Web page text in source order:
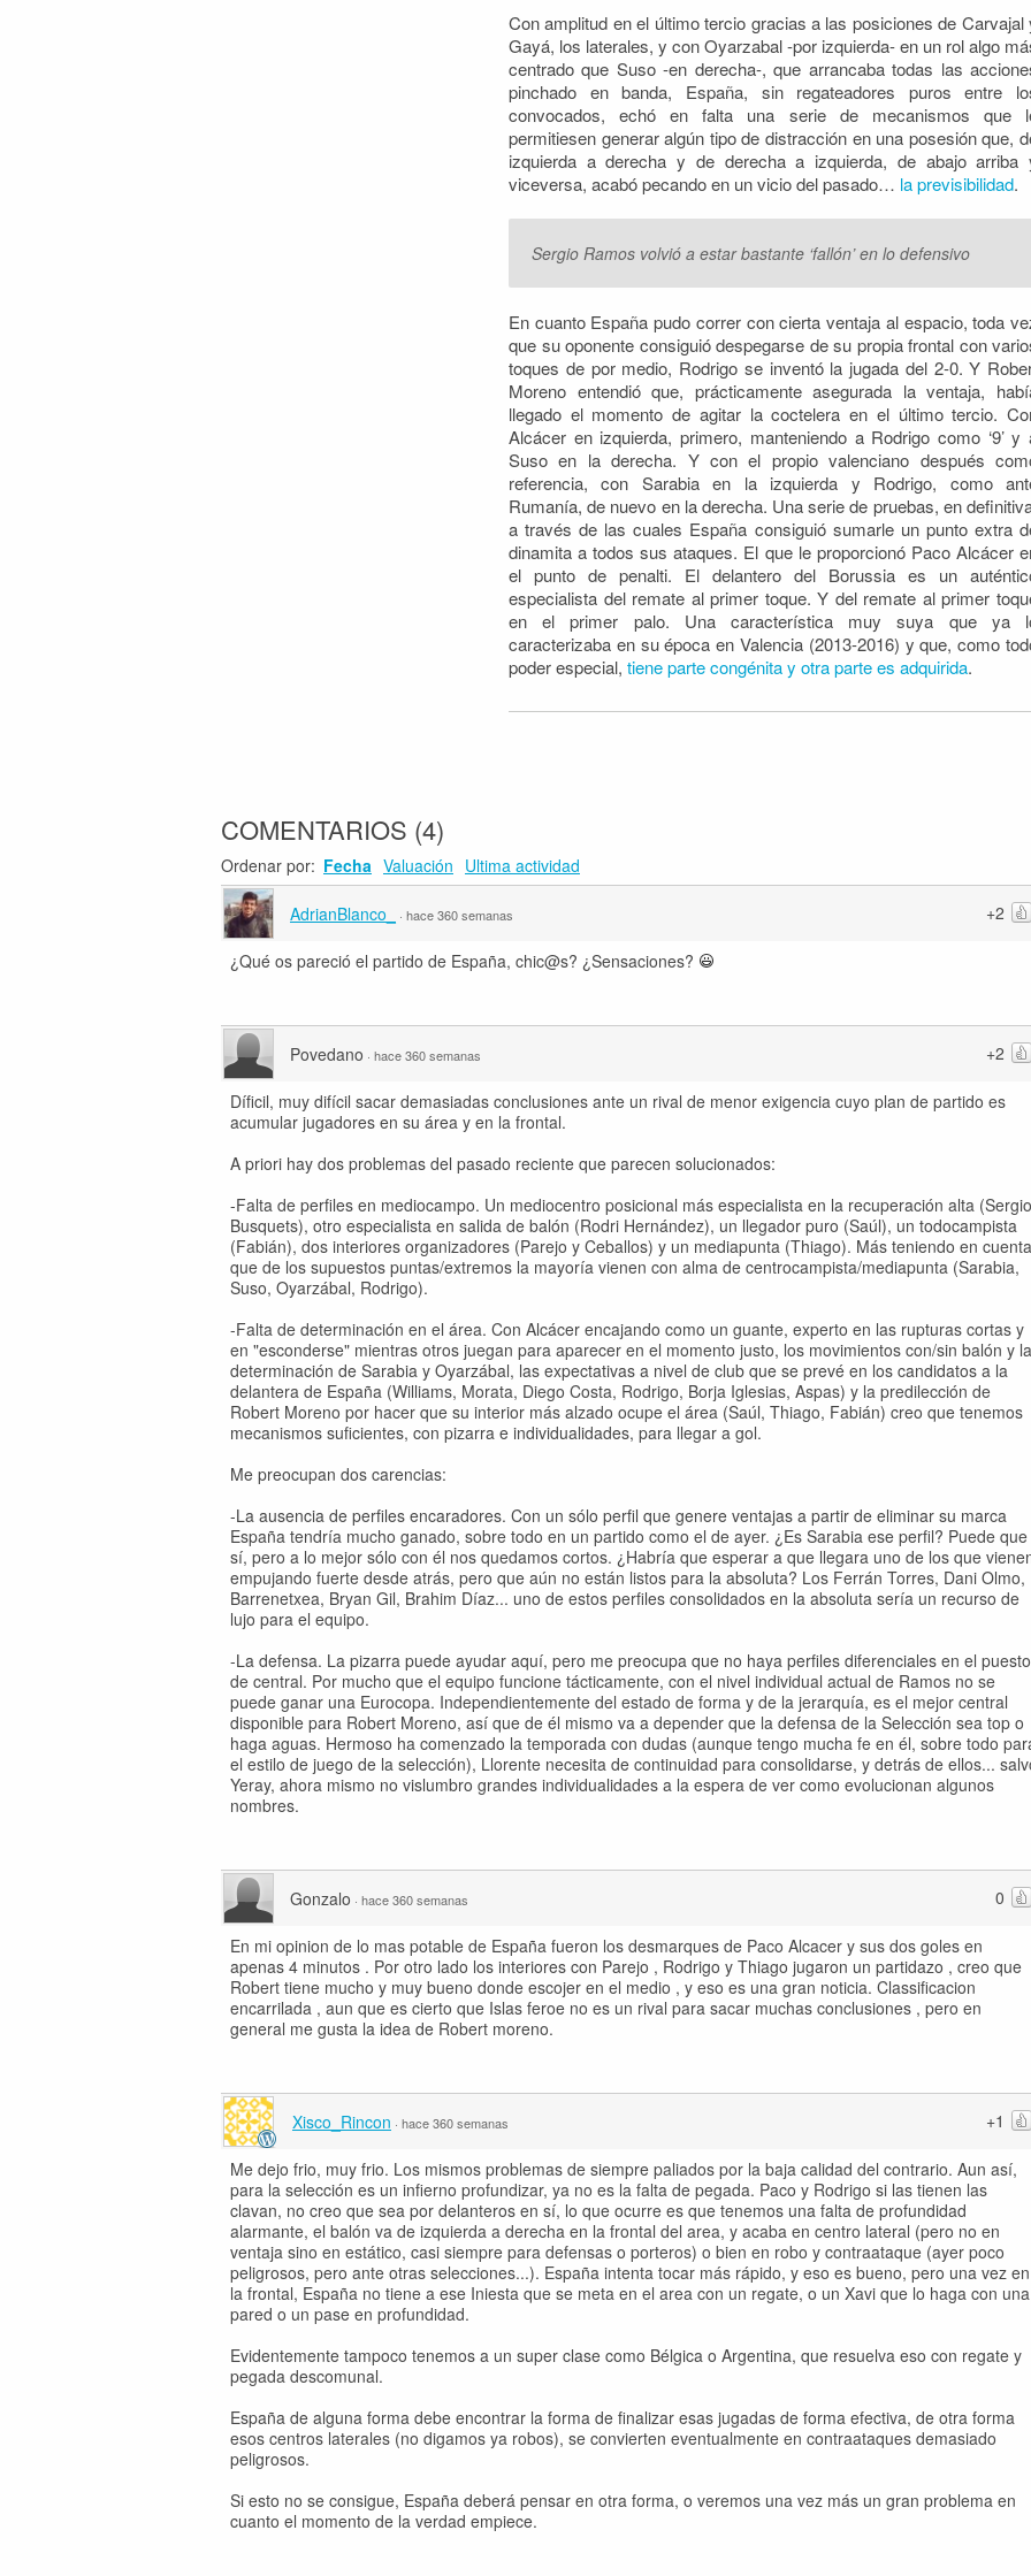
Con amplitud en el último tercio gracias a las posiciones de Carvajal
Gayá, los laterales, y con Oyarzabal -por izquierda- en un rol algo
centrado que Suso -en derecha-, que arrancaba todas las
pinchado en banda, España, sin regateadores puros entre
convocados, echó en falta una serie de mecanismos que
permitiesen generar algún tipo de distracción en una posesión que,
izquierda a derecha y de derecha a izquierda, de abajo arriba
viceversa, acabó pecando en un vicio del pasado… la previsibilidad.
Sergio Ramos volvió a estar bastante ‘fallón’ en lo defensivo
En cuanto España pudo correr con cierta ventaja al espacio, toda
que su oponente consiguió despegarse de su propia frontal con
toques de por medio, Rodrigo se inventó la jugada del 2-0. Y
Moreno entendió que, prácticamente asegurada la ventaja,
llegado el momento de agitar la coctelera en el último tercio.
Alcácer en izquierda, primero, manteniendo a Rodrigo como ‘9’ y
Suso en la derecha. Y con el propio valenciano después
referencia, con Sarabia en la izquierda y Rodrigo, como
Rumanía, de nuevo en la derecha. Una serie de pruebas, en
a través de las cuales España consiguió sumarle un punto extra
dinamita a todos sus ataques. El que le proporcionó Paco Alcácer
el punto de penalti. El delantero del Borussia es un
especialista del remate al primer toque. Y del remate al primer
en el primer palo. Una característica muy suya que ya
caracterizaba en su época en Valencia (2013-2016) y que, como
poder especial, tiene parte congénita y otra parte es adquirida.
COMENTARIOS (4)
Ordenar por: Fecha Valuación Ultima actividad
+2
AdrianBlanco_ · hace 360 semanas
¿Qué os pareció el partido de España, chic@s? ¿Sensaciones?
+2
Povedano · hace 360 semanas
Díficil, muy difícil sacar demasiadas conclusiones ante un rival de menor exigencia cuyo plan de partido es
acumular jugadores en su área y en la frontal.
A priori hay dos problemas del pasado reciente que parecen solucionados:
-Falta de perfiles en mediocampo. Un mediocentro posicional más especialista en la recuperación alta (Sergio
Busquets), otro especialista en salida de balón (Rodri Hernández), un llegador puro (Saúl), un todocampista
(Fabián), dos interiores organizadores (Parejo y Ceballos) y un mediapunta (Thiago). Más teniendo en cuenta
que de los supuestos puntas/extremos la mayoría vienen con alma de centrocampista/mediapunta (Sarabia,
Suso, Oyarzábal, Rodrigo).
-Falta de determinación en el área. Con Alcácer encajando como un guante, experto en las rupturas cortas y
en "esconderse" mientras otros juegan para aparecer en el momento justo, los movimientos con/sin balón y la
determinación de Sarabia y Oyarzábal, las expectativas a nivel de club que se prevé en los candidatos a la
delantera de España (Williams, Morata, Diego Costa, Rodrigo, Borja Iglesias, Aspas) y la predilección de
Robert Moreno por hacer que su interior más alzado ocupe el área (Saúl, Thiago, Fabián) creo que tenemos
mecanismos suficientes, con pizarra e individualidades, para llegar a gol.
Me preocupan dos carencias:
-La ausencia de perfiles encaradores. Con un sólo perfil que genere ventajas a partir de eliminar su marca
España tendría mucho ganado, sobre todo en un partido como el de ayer. ¿Es Sarabia ese perfil? Puede que
sí, pero a lo mejor sólo con él nos quedamos cortos. ¿Habría que esperar a que llegara uno de los que
empujando fuerte desde atrás, pero que aún no están listos para la absoluta? Los Ferrán Torres, Dani Olmo,
Barrenetxea, Bryan Gil, Brahim Díaz... uno de estos perfiles consolidados en la absoluta sería un recurso de
lujo para el equipo.
-La defensa. La pizarra puede ayudar aquí, pero me preocupa que no haya perfiles diferenciales en el puesto
de central. Por mucho que el equipo funcione tácticamente, con el nivel individual actual de Ramos no se
puede ganar una Eurocopa. Independientemente del estado de forma y de la jerarquía, es el mejor central
disponible para Robert Moreno, así que de él mismo va a depender que la defensa de la Selección sea top o
haga aguas. Hermoso ha comenzado la temporada con dudas (aunque tengo mucha fe en él, sobre todo
el estilo de juego de la selección), Llorente necesita de continuidad para consolidarse, y detrás de ellos...
Yeray, ahora mismo no vislumbro grandes individualidades a la espera de ver como evolucionan algunos
nombres.
0
Gonzalo · hace 360 semanas
En mi opinion de lo mas potable de España fueron los desmarques de Paco Alcacer y sus dos goles en
apenas 4 minutos . Por otro lado los interiores con Parejo , Rodrigo y Thiago jugaron un partidazo , creo que
Robert tiene mucho y muy bueno donde escojer en el medio , y eso es una gran noticia. Classificacion
encarrilada , aun que es cierto que Islas feroe no es un rival para sacar muchas conclusiones , pero en
general me gusta la idea de Robert moreno.
+1
Xisco_Rincon · hace 360 semanas
Me dejo frio, muy frio. Los mismos problemas de siempre paliados por la baja calidad del contrario. Aun así,
para la selección es un infierno profundizar, ya no es la falta de pegada. Paco y Rodrigo si las tienen las
clavan, no creo que sea por delanteros en sí, lo que ocurre es que tenemos una falta de profundidad
alarmante, el balón va de izquierda a derecha en la frontal del area, y acaba en centro lateral (pero no en
ventaja sino en estático, casi siempre para defensas o porteros) o bien en robo y contraataque (ayer poco
peligrosos, pero ante otras selecciones...). España intenta tocar más rápido, y eso es bueno, pero una vez en
la frontal, España no tiene a ese Iniesta que se meta en el area con un regate, o un Xavi que lo haga con una
pared o un pase en profundidad.
Evidentemente tampoco tenemos a un super clase como Bélgica o Argentina, que resuelva eso con regate y
pegada descomunal.
España de alguna forma debe encontrar la forma de finalizar esas jugadas de forma efectiva, de otra forma
esos centros laterales (no digamos ya robos), se convierten eventualmente en contraataques demasiado
peligrosos.
Si esto no se consigue, España deberá pensar en otra forma, o veremos una vez más un gran problema en
cuanto el momento de la verdad empiece.